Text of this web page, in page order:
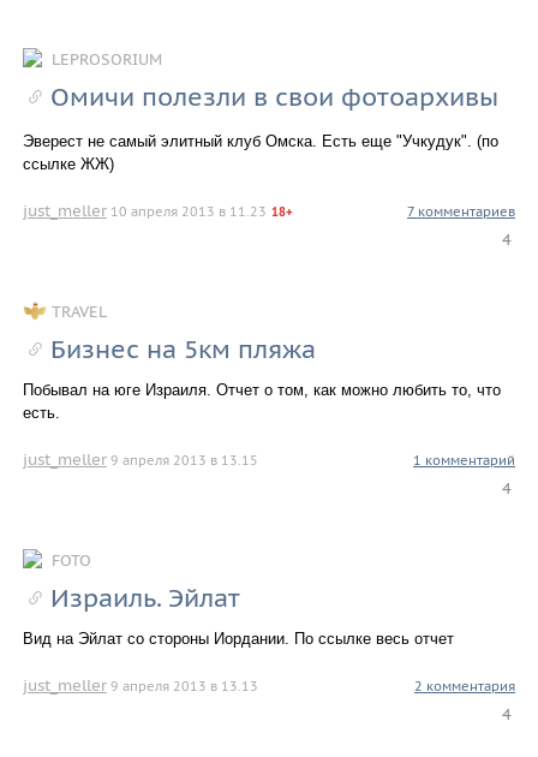
LEPROSORIUM
Омичи полезли в свои фотоархивы
Эверест не самый элитный клуб Омска. Есть еще "Учкудук". (по
ссылке ЖЖ)
just_meller 10 апреля 2013 в 11.23 18+ 7 комментариев
4
TRAVEL
Бизнес на 5км пляжа
Побывал на юге Израиля. Отчет о том, как можно любить то, что
есть.
just_meller 9 апреля 2013 в 13.15 1 комментарий
4
FOTO
Израиль. Эйлат
Вид на Эйлат со стороны Иордании. По ссылке весь отчет
just_meller 9 апреля 2013 в 13.13 2 комментария
4